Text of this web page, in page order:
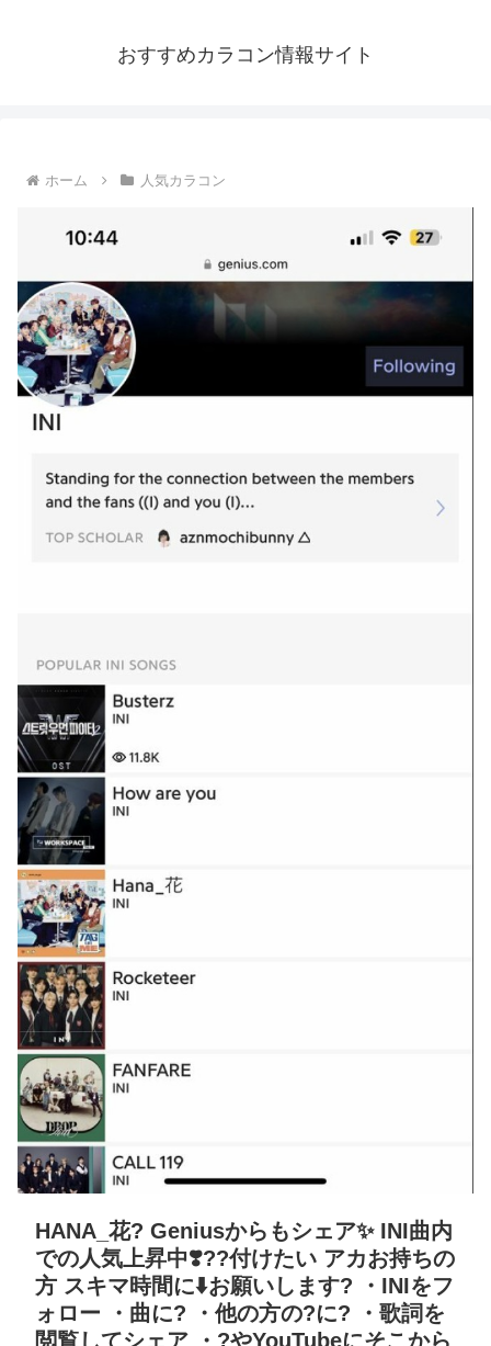
おすすめカラコン情報サイト
ホーム 人気カラコン
HANA_花? Geniusからもシェア✨ INI曲内
での人気上昇中❣️?️‍?️付けたい アカお持ちの
方 スキマ時間に⬇️お願いします? ・INIをフ
ォロー ・曲に? ・他の方の?に? ・歌詞を
閲覧してシェア ・?やYouTubeにそこから